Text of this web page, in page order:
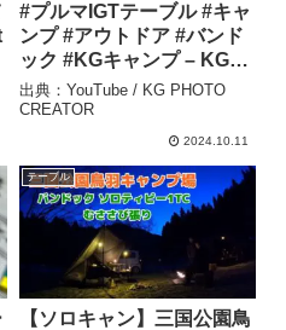
#プルマIGTテーブル #キャ
ンプ #アウトドア #バンド
ック #KGキャンプ – KG
PHOTO CREATOR
出典：YouTube / KG PHOTO
CREATOR
2024.10.11
テーブル
【ソロキャン】三国公園鳥